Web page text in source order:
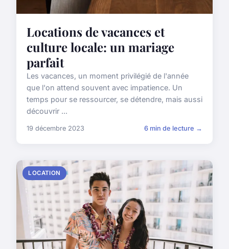
Locations de vacances et
culture locale: un mariage
parfait
Les vacances, un moment privilégié de l'année
que l'on attend souvent avec impatience. Un
temps pour se ressourcer, se détendre, mais aussi
découvrir ...
19 décembre 2023 6 min de lecture →
LOCATION